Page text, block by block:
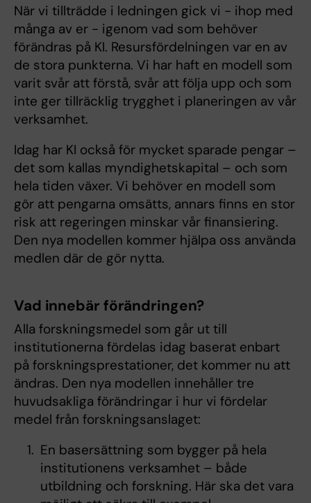
När vi tillträdde i ledningen gick vi - ihop med
många av er - igenom vad som behöver
förändras på KI. Resursfördelningen var en av
de stora punkterna. Vi har haft en modell som
varit svår att förstå, svår att följa upp och som
inte ger tillräcklig trygghet i planeringen av vår
verksamhet.
Idag har KI också för mycket sparade pengar –
det som kallas myndighetskapital – och som
hela tiden växer. Vi behöver en modell som
gör att pengarna omsätts, annars finns en stor
risk att regeringen minskar vår finansiering.
Den nya modellen kommer hjälpa oss använda
medlen där de gör nytta.
Vad innebär förändringen?
Alla forskningsmedel som går ut till
institutionerna fördelas idag baserat enbart
på forskningsprestationer, det kommer nu att
ändras. Den nya modellen innehåller tre
huvudsakliga förändringar i hur vi fördelar
medel från forskningsanslaget:
En basersättning som bygger på hela
institutionens verksamhet – både
utbildning och forskning. Här ska det vara